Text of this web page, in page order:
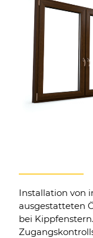
Installation von
ausgestatteten
bei